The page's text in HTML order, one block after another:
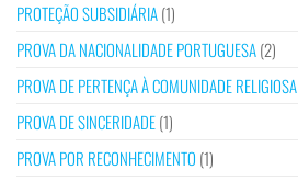
PROTEÇÃO SUBSIDIÁRIA(1)
PROVA DA NACIONALIDADE PORTUGUESA(2)
PROVA DE PERTENÇA À COMUNIDADE RELIGIOSA
PROVA DE SINCERIDADE(1)
PROVA POR RECONHECIMENTO (1)